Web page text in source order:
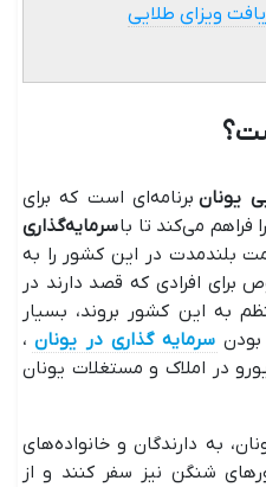
ویزای طلایی
یونانبرنامه‌ای است که برای
فراهم می‌کند تا باسرمایه‌گذاری
بلندمدت در این کشور را به
برای افرادی که قصد دارند در
به این کشور بروند، بسیار
سرمایه گذاری در یونان ،
باید حداقل ۴۰۰,۰۰۰ یورو در املاک و مستغلات یونان
به دارندگان و خانواده‌های
شنگن نیز سفر کنند و از